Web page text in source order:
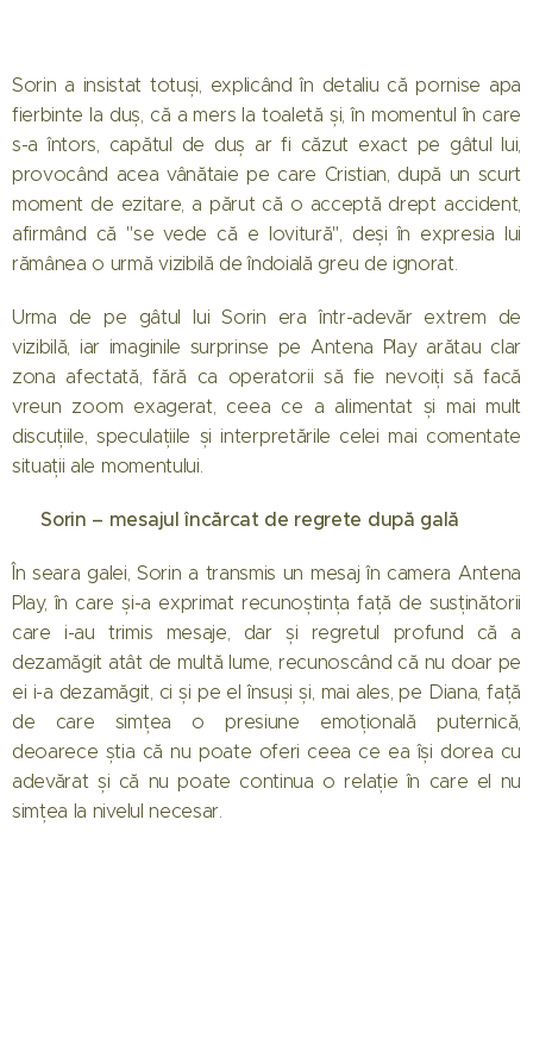
Sorin a insistat totuși, explicând în detaliu că pornise apa
fierbinte la duș, că a mers la toaletă și, în momentul în care
s-a întors, capătul de duș ar fi căzut exact pe gâtul lui,
provocând acea vânătaie pe care Cristian, după un scurt
moment de ezitare, a părut că o acceptă drept accident,
afirmând că "se vede că e lovitură", deși în expresia lui
rămânea o urmă vizibilă de îndoială greu de ignorat.
Urma de pe gâtul lui Sorin era într-adevăr extrem de
vizibilă, iar imaginile surprinse pe Antena Play arătau clar
zona afectată, fără ca operatorii să fie nevoiți să facă
vreun zoom exagerat, ceea ce a alimentat și mai mult
discuțiile, speculațiile și interpretările celei mai comentate
situații ale momentului.
💔Sorin – mesajul încărcat de regrete după gală
În seara galei, Sorin a transmis un mesaj în camera Antena
Play, în care și-a exprimat recunoștința față de susținătorii
care i-au trimis mesaje, dar și regretul profund că a
dezamăgit atât de multă lume, recunoscând că nu doar pe
ei i-a dezamăgit, ci și pe el însuși și, mai ales, pe Diana, față
de care simțea o presiune emoțională puternică,
deoarece știa că nu poate oferi ceea ce ea își dorea cu
adevărat și că nu poate continua o relație în care el nu
simțea la nivelul necesar.